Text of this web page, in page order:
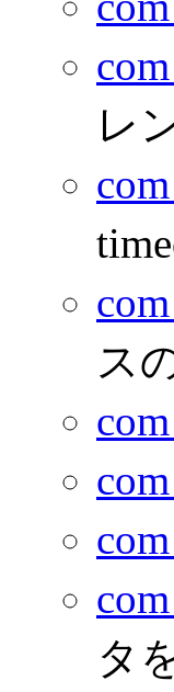
レ
ス
タ